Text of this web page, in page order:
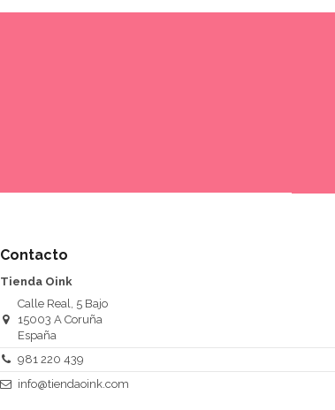
Contacto
Tienda Oink
Calle Real, 5 Bajo
15003 A Coruña
España
981 220 439
info@tiendaoink.com